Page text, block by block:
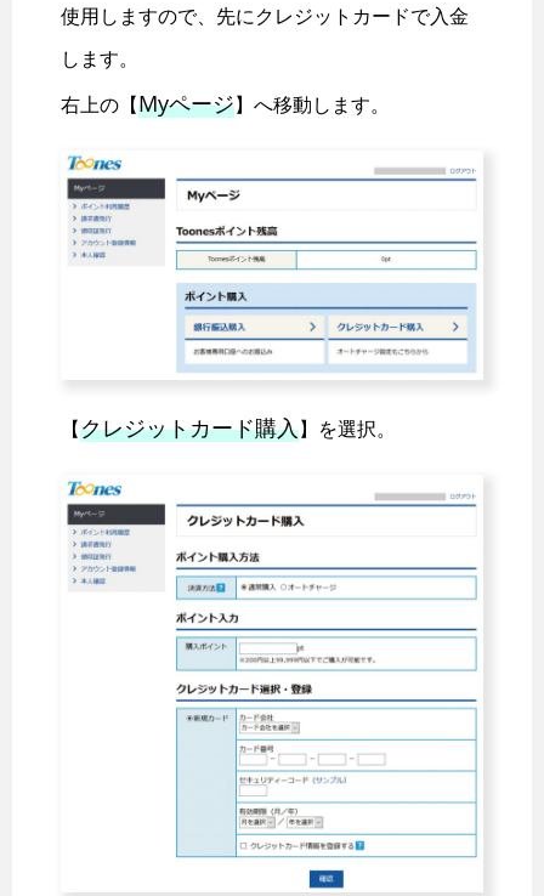
使用しますので、先にクレジットカードで入金
します。
右上の【Myページ】へ移動します。
【クレジットカード購入】を選択。